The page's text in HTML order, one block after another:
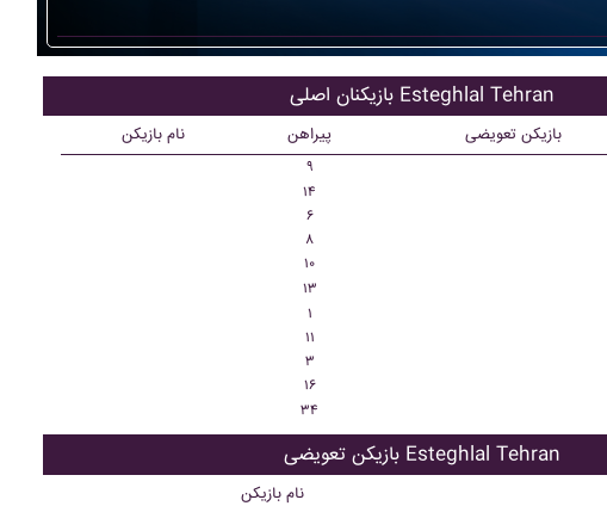
بازیکنان اصلی Esteghlal Tehran
نام بازیکن پیراهن بازیکن تعویضی
۹
۱۴
۶
۸
۱۰
۱۳
۱
۱۱
۳
۱۶
۳۴
بازیکن تعویضی Esteghlal Tehran
نام بازیکن